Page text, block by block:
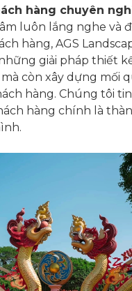
hàng chuyên
luôn lắng nghe và
hàng, AGS
giải pháp thiết
còn xây dựng mối
hàng. Chúng tôi
hàng chính là